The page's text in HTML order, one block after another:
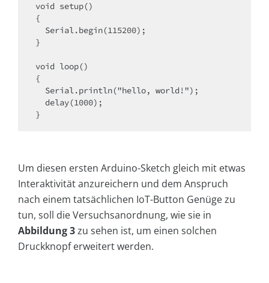
void setup()
{
}
void loop()
{
}
Um diesen ersten Arduino-Sketch gleich mit etwas
Interaktivität anzureichern und dem Anspruch
nach einem tatsächlichen IoT-Button Genüge zu
tun, soll die Versuchsanordnung, wie sie in
Abbildung 3zu sehen ist, um einen solchen
Druckknopf erweitert werden.